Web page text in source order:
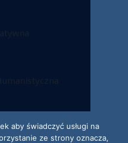
aby świadczyć usługi na
ze strony oznacza,